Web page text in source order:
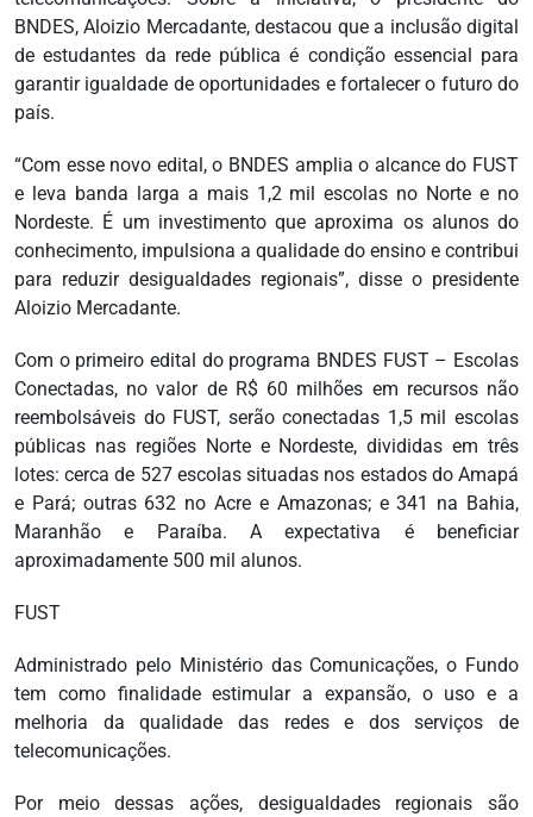
BNDES, Aloizio Mercadante, destacou que a inclusão digital
de estudantes da rede pública é condição essencial para
garantir igualdade de oportunidades e fortalecer o futuro do
país.
“Com esse novo edital, o BNDES amplia o alcance do FUST
e leva banda larga a mais 1,2 mil escolas no Norte e no
Nordeste. É um investimento que aproxima os alunos do
conhecimento, impulsiona a qualidade do ensino e contribui
para reduzir desigualdades regionais”, disse o presidente
Aloizio Mercadante.
Com o primeiro edital do programa BNDES FUST – Escolas
Conectadas, no valor de R$ 60 milhões em recursos não
reembolsáveis do FUST, serão conectadas 1,5 mil escolas
públicas nas regiões Norte e Nordeste, divididas em três
lotes: cerca de 527 escolas situadas nos estados do Amapá
e Pará; outras 632 no Acre e Amazonas; e 341 na Bahia,
Maranhão e Paraíba. A expectativa é beneficiar
aproximadamente 500 mil alunos.
FUST
Administrado pelo Ministério das Comunicações, o Fundo
tem como finalidade estimular a expansão, o uso e a
melhoria da qualidade das redes e dos serviços de
telecomunicações.
Por meio dessas ações, desigualdades regionais são